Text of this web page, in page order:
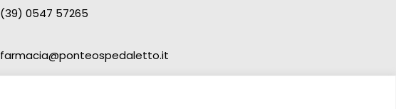
(39) 0547 57265
farmacia@ponteospedaletto.it